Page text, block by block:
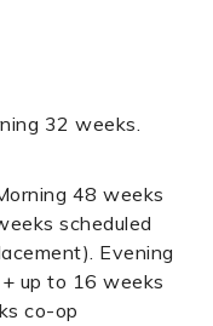
32 weeks.
48 weeks
scheduled
Evening
up to 16 weeks
co-op